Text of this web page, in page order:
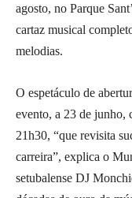
agosto, no Parque
cartaz musical
melodias.
O espetáculo de
evento, a 23 de junho,
21h30, “que revisita
carreira”, explica o
setubalense DJ